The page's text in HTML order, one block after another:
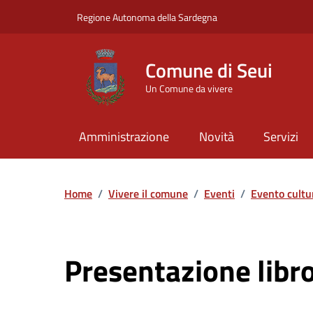
Regione Autonoma della Sardegna
Comune di Seui
Un Comune da vivere
Amministrazione Novità Servizi
Home / Vivere il comune / Eventi / Evento
Presentazione